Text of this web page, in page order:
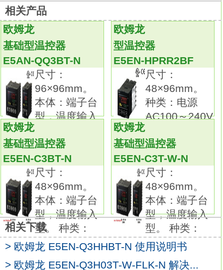
辅助输出点数：2点。
加热器用断线、SSR故障、加热器过电流检测
功能/ES1B用电源：单相加热器用检测功能
E5EN-C3BT-N
事件输入点数：--。
传送输出：--。
通信：--。
48mm的通用温控器已升级＆功能/性能提升。
指示精度提升、增加了预防维护功能，
性能进一步提升。
E5CN-U（插入型）新增模拟输入型和电流输
出型。
增加PV/SV状态显示功能，方便查看温控器的
状态（自动/手动、RUN/STOP、报警发生），
可交互显示PV/SVE5EN-C3BT-N指导手册。
增加控制输出ON/OFF次数计数功能，可预防
维护温控器内部继电器。尺寸：M8（不锈
钢），两倍距离型，非屏蔽型。
检测距离：4mm。
相关产品
欧姆龙
基础型温控器
E5AN-QQ3BT-N
尺寸：
96×96mm。
本体：端子台
型，温度输入
欧姆龙
型温控器
E5EN-HPRR2BF
尺寸：
48×96mm。
种类：电源
AC100～240V
欧姆龙
基础型温控器
E5EN-C3BT-N
尺寸：
48×96mm。
本体：端子台
型，温度输入
型。 种类：
欧姆龙
基础型温控器
E5EN-C3T-W-N
尺寸：
48×96mm。
本体：端子台
型，温度输入
型。 种类：
相关下载
> 欧姆龙 E5EN-Q3HHBT-N 使用说明书
> 欧姆龙 E5EN-Q3H03T-W-FLK-N 解决...